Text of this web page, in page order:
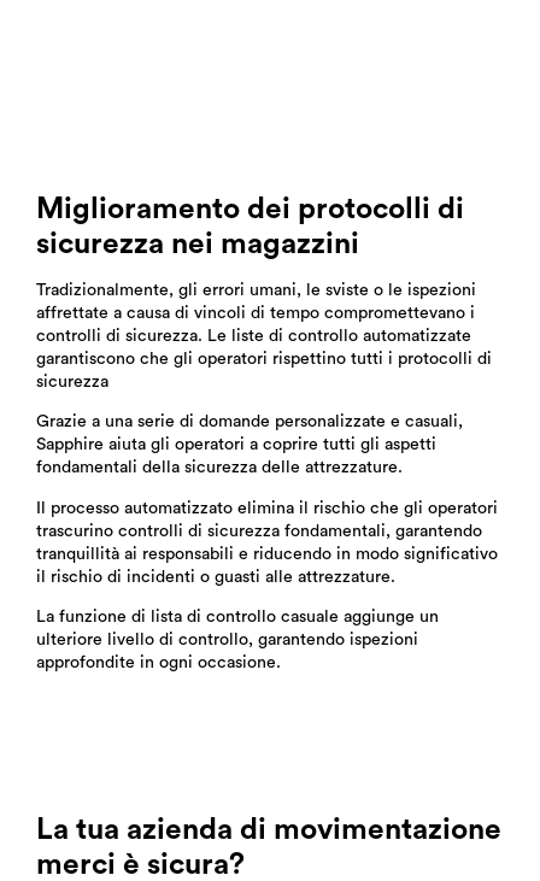
Miglioramento dei protocolli di
sicurezza nei magazzini
Tradizionalmente, gli errori umani, le sviste o le ispezioni
affrettate a causa di vincoli di tempo compromettevano i
controlli di sicurezza. Le liste di controllo automatizzate
garantiscono che gli operatori rispettino tutti i protocolli di
sicurezza
Grazie a una serie di domande personalizzate e casuali,
Sapphire aiuta gli operatori a coprire tutti gli aspetti
fondamentali della sicurezza delle attrezzature.
Il processo automatizzato elimina il rischio che gli operatori
trascurino controlli di sicurezza fondamentali, garantendo
tranquillità ai responsabili e riducendo in modo significativo
il rischio di incidenti o guasti alle attrezzature.
La funzione di lista di controllo casuale aggiunge un
ulteriore livello di controllo, garantendo ispezioni
approfondite in ogni occasione.
La tua azienda di movimentazione
merci è sicura?